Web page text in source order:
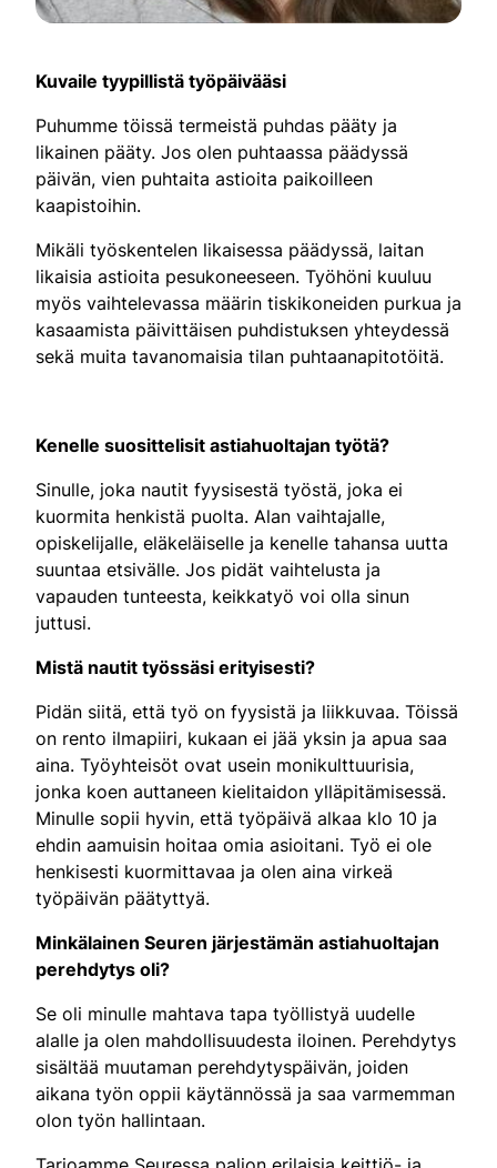
Kuvaile tyypillistä työpäivääsi
Puhumme töissä termeistä puhdas pääty ja
likainen pääty. Jos olen puhtaassa päädyssä
päivän, vien puhtaita astioita paikoilleen
kaapistoihin.
Mikäli työskentelen likaisessa päädyssä, laitan
likaisia astioita pesukoneeseen. Työhöni kuuluu
myös vaihtelevassa määrin tiskikoneiden purkua ja
kasaamista päivittäisen puhdistuksen yhteydessä
sekä muita tavanomaisia tilan puhtaanapitotöitä.
Kenelle suosittelisit astiahuoltajan työtä?
Sinulle, joka nautit fyysisestä työstä, joka ei
kuormita henkistä puolta. Alan vaihtajalle,
opiskelijalle, eläkeläiselle ja kenelle tahansa uutta
suuntaa etsivälle. Jos pidät vaihtelusta ja
vapauden tunteesta, keikkatyö voi olla sinun
juttusi.
Mistä nautit työssäsi erityisesti?
Pidän siitä, että työ on fyysistä ja liikkuvaa. Töissä
on rento ilmapiiri, kukaan ei jää yksin ja apua saa
aina. Työyhteisöt ovat usein monikulttuurisia,
jonka koen auttaneen kielitaidon ylläpitämisessä.
Minulle sopii hyvin, että työpäivä alkaa klo 10 ja
ehdin aamuisin hoitaa omia asioitani. Työ ei ole
henkisesti kuormittavaa ja olen aina virkeä
työpäivän päätyttyä.
Minkälainen Seuren järjestämän astiahuoltajan
perehdytys oli?
Se oli minulle mahtava tapa työllistyä uudelle
alalle ja olen mahdollisuudesta iloinen. Perehdytys
sisältää muutaman perehdytyspäivän, joiden
aikana työn oppii käytännössä ja saa varmemman
olon työn hallintaan.